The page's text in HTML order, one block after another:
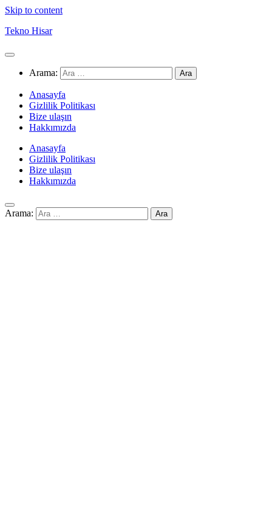
Skip to content
Tekno Hisar
Arama:
Anasayfa
Gizlilik Politikası
Bize ulaşın
Hakkımızda
Anasayfa
Gizlilik Politikası
Bize ulaşın
Hakkımızda
Arama: